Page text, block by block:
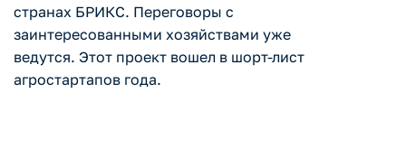
странах БРИКС. Переговоры с
заинтересованными хозяйствами уже
ведутся. Этот проект вошел в шорт-лист
агростартапов года.